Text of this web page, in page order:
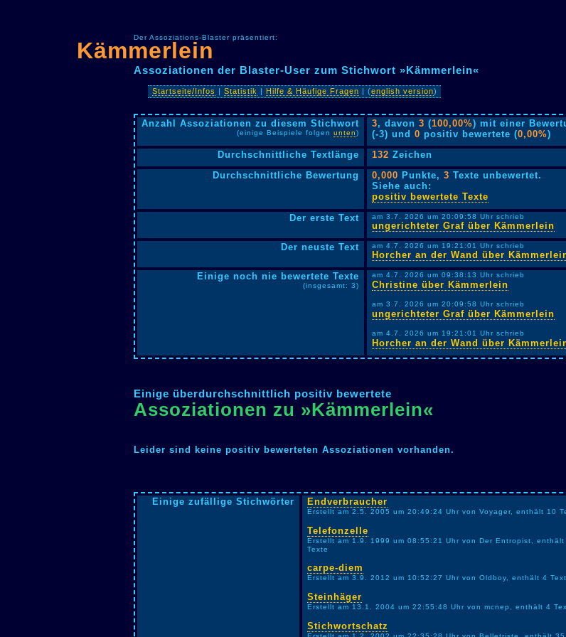
Der Assoziations-Blaster präsentiert:
Kämmerlein
Assoziationen der Blaster-User zum Stichwort »Kämmerlein«
Startseite/Infos Statistik Hilfe & Häufige Fragen | (english version)
Anzahl Assoziationen zu diesem Stichwort
(einige Beispiele folgen unten)
3, davon3 (100,00%) mit einer
(-3) und0 positiv bewertete (0,00%)
Durchschnittliche Textlänge
132 Zeichen
Durchschnittliche Bewertung
0,000 Punkte,3 Texte unbewertet.
Siehe auch:
positiv bewertete Texte
Der erste Text
am 3.7. 2026 um 20:09:58 Uhr schrieb
ungerichteter Graf über Kämmerlein
Der neuste Text
am 4.7. 2026 um 19:21:01 Uhr schrieb
Horcher an der Wand über
Einige noch nie bewertete Texte
(insgesamt: 3)
am 4.7. 2026 um 09:38:13 Uhr schrieb
Christine über Kämmerlein
am 3.7. 2026 um 20:09:58 Uhr schrieb
ungerichteter Graf über Kämmerlein
am 4.7. 2026 um 19:21:01 Uhr schrieb
Horcher an der Wand über
Einige überdurchschnittlich positiv bewertete
Assoziationen zu »Kämmerlein«
Leider sind keine positiv bewerteten Assoziationen vorhanden.
Einige zufällige Stichwörter Endverbraucher
Erstellt am 2.5. 2005 um 20:49:24 Uhr von Voyager, enthält 10
Telefonzelle
Erstellt am 1.9. 1999 um 08:55:21 Uhr von Der Entropist, enthält
Texte
carpe-diem
Erstellt am 3.9. 2012 um 10:52:27 Uhr von Oldboy, enthält 4
Steinhäger
Erstellt am 13.1. 2004 um 22:55:48 Uhr von mcnep, enthält 4
Stichwortschatz